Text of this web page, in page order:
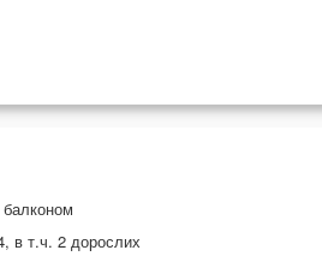
в т.ч. 2 дорослих